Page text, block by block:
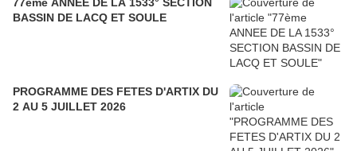
BASSIN DE LACQ ET SOULE
PROGRAMME DES FETES D'ARTIX DU
2 AU 5 JUILLET 2026